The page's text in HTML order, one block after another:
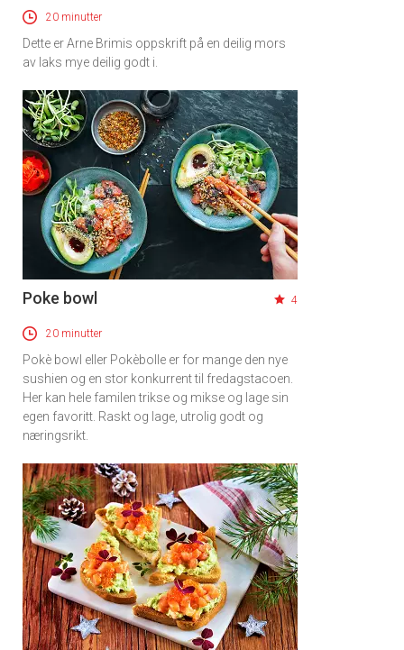
20 minutter
Dette er Arne Brimis oppskrift på en deilig mors
av laks mye deilig godt i.
Poke bowl 4
20 minutter
Pokè bowl eller Pokèbolle er for mange den nye
sushien og en stor konkurrent til fredagstacoen.
Her kan hele familen trikse og mikse og lage sin
egen favoritt. Raskt og lage, utrolig godt og
næringsrikt.